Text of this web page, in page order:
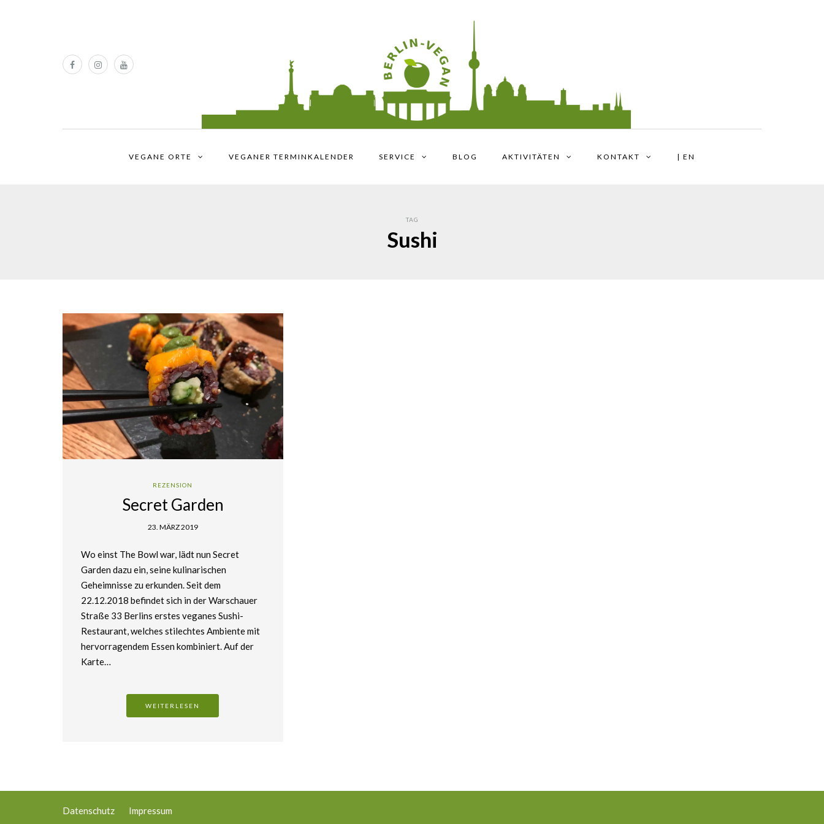
VEGANE ORTE VEGANER TERMINKALENDER SERVICE BLOG AKTIVITÄTEN KONTAKT | EN
TAG
Sushi
REZENSION
Secret Garden
23. MÄRZ 2019
Wo einst The Bowl war, lädt nun Secret
Garden dazu ein, seine kulinarischen
Geheimnisse zu erkunden. Seit dem
22.12.2018 befindet sich in der Warschauer
Straße 33 Berlins erstes veganes Sushi-
Restaurant, welches stilechtes Ambiente mit
hervorragendem Essen kombiniert. Auf der
Karte…
WEITERLESEN
Datenschutz Impressum